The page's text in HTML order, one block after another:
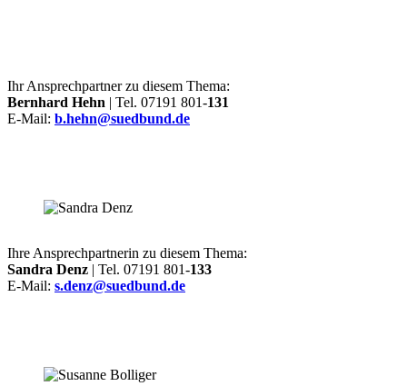
Ihr Ansprechpartner zu diesem Thema:
Bernhard Hehn | Tel. 07191 801-131
E-Mail: b.hehn@suedbund.de
Ihre Ansprechpartnerin zu diesem Thema:
Sandra Denz | Tel. 07191 801-133
E-Mail: s.denz@suedbund.de